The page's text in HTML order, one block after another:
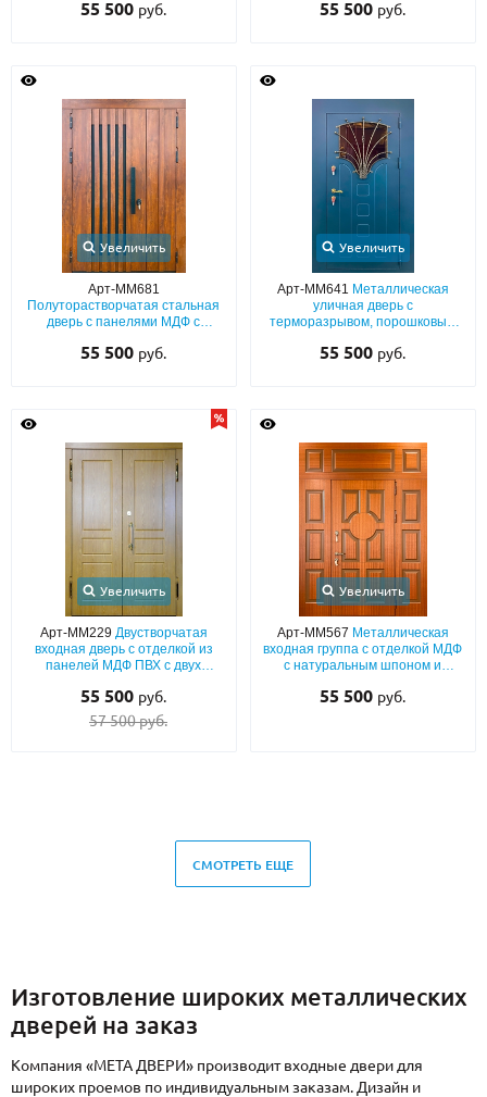
глухой верхней вставкой
55 500 руб.
фрамугой
55 500 руб.
Увеличить
Арт-ММ681
Полуторастворчатая стальная
дверь с панелями МДФ с
бугельной ручкой-скобой
55 500 руб.
Увеличить
Арт-ММ641 Металлическая
уличная дверь с
терморазрывом, порошковым
выдавленным рисунком,
55 500 руб.
Увеличить
Арт-ММ229 Двустворчатая
входная дверь с отделкой из
панелей МДФ ПВХ с двух
55 500 руб.
57 500 руб.
Увеличить
Арт-ММ567 Металлическая
входная группа с отделкой МДФ
с натуральным шпоном и
55 500 руб.
СМОТРЕТЬ ЕЩЕ
Изготовление широких металлических
дверей на заказ
Компания «МЕТА ДВЕРИ» производит входные двери для
широких проемов по индивидуальным заказам. Дизайн и